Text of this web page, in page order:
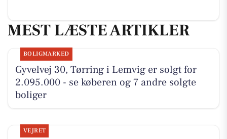
MEST LÆSTE ARTIKLER
BOLIGMARKED
Gyvelvej 30, Tørring i Lemvig er solgt for
2.095.000 - se køberen og 7 andre solgte
boliger
VEJRET